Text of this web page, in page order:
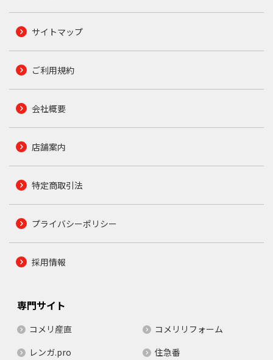
サイトマップ
ご利用規約
会社概要
店舗案内
特定商取引法
プライバシーポリシー
採用情報
専門サイト
コメリ産直
コメリリフォーム
レンガ.pro
住急番